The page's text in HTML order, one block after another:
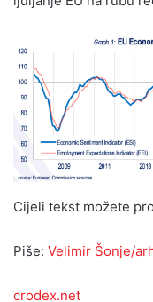
Cijeli tekst možete
Piše: Velimir Šonje/
crodex.net